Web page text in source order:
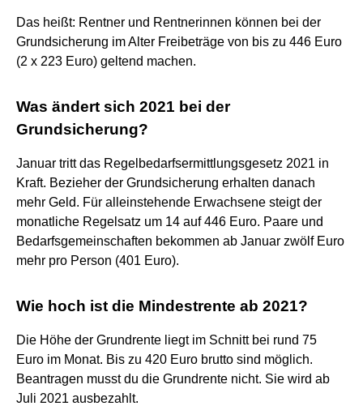
Das heißt: Rentner und Rentnerinnen können bei der
Grundsicherung im Alter Freibeträge von bis zu 446 Euro
(2 x 223 Euro) geltend machen.
Was ändert sich 2021 bei der
Grundsicherung?
Januar tritt das Regelbedarfsermittlungsgesetz 2021 in
Kraft. Bezieher der Grundsicherung erhalten danach
mehr Geld. Für alleinstehende Erwachsene steigt der
monatliche Regelsatz um 14 auf 446 Euro. Paare und
Bedarfsgemeinschaften bekommen ab Januar zwölf Euro
mehr pro Person (401 Euro).
Wie hoch ist die Mindestrente ab 2021?
Die Höhe der Grundrente liegt im Schnitt bei rund 75
Euro im Monat. Bis zu 420 Euro brutto sind möglich.
Beantragen musst du die Grundrente nicht. Sie wird ab
Juli 2021 ausbezahlt.